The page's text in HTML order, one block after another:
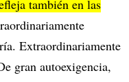
también en las
Extraordinariamente
gran autoexigencia,